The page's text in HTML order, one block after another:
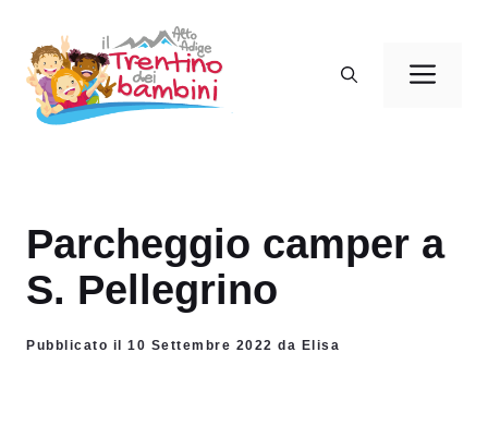
contenuto
Parcheggio camper a
S. Pellegrino
Pubblicato il 10 Settembre 2022 da Elisa